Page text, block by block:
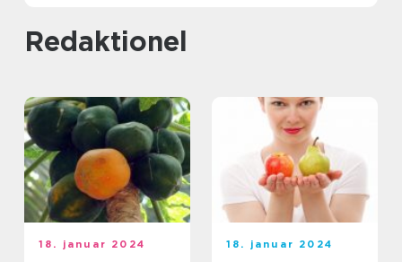
redaktionel
18. januar 2024 18. januar 2024